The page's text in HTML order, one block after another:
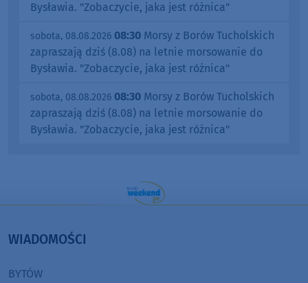
Bysławia. "Zobaczycie, jaka jest różnica"
sobota, 08.08.2026 08:30 Morsy z Borów Tucholskich
zapraszają dziś (8.08) na letnie morsowanie do
Bysławia. "Zobaczycie, jaka jest różnica"
sobota, 08.08.2026 08:30 Morsy z Borów Tucholskich
zapraszają dziś (8.08) na letnie morsowanie do
Bysławia. "Zobaczycie, jaka jest różnica"
WIADOMOŚCI
BYTÓW